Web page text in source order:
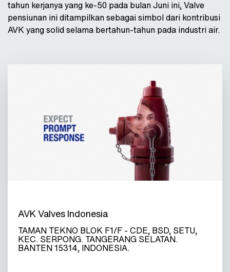
tahun kerjanya yang ke-50 pada bulan Juni ini, Valve
pensiunan ini ditampilkan sebagai simbol dari kontribusi
AVK yang solid selama bertahun-tahun pada industri air.
AVK Valves Indonesia
TAMAN TEKNO BLOK F1/F - CDE, BSD, SETU,
KEC. SERPONG. TANGERANG SELATAN.
BANTEN 15314, INDONESIA.